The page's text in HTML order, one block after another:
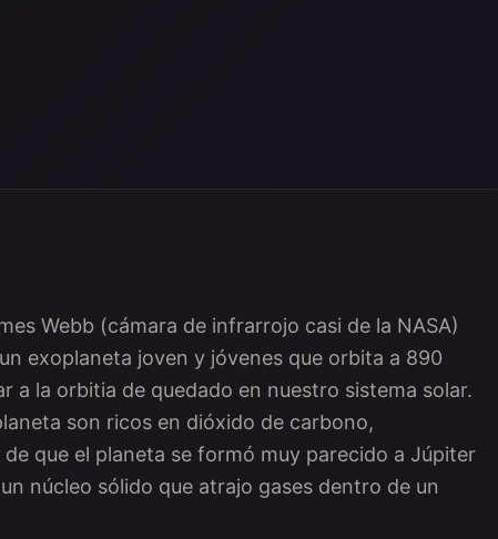
Webb (cámara de infrarrojo casi de la NASA)
exoplaneta joven y jóvenes que orbita a 890
a la orbitia de quedado en nuestro sistema solar.
son ricos en dióxido de carbono,
que el planeta se formó muy parecido a Júpiter
núcleo sólido que atrajo gases dentro de un